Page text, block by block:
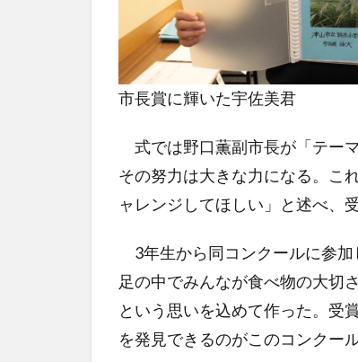
市長賞に輝いた宇佐美君
式では野口薫副市長が「テー
その努力は大きな力になる。こ
ャレンジしてほしい」と述べ、
3年生から同コンクールに参加
足の中でみんなが食べ物の大切
という思いを込めて作った。受
を発見できるのがこのコンクー